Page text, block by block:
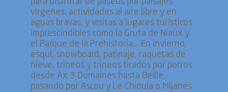
vírgenes, actividades al aire libre y en
aguas bravas, y visitas a lugares turísticos
imprescindibles como la Gruta de Niaux y
el Parque de la Prehistoria... En invierno,
esquí, snowboard, patinaje, raquetas de
nieve, trineos y trineos tirados por perros
desde Ax 3 Domaines hasta Beille,
pasando por Ascou y Le Chioula o Mijanés